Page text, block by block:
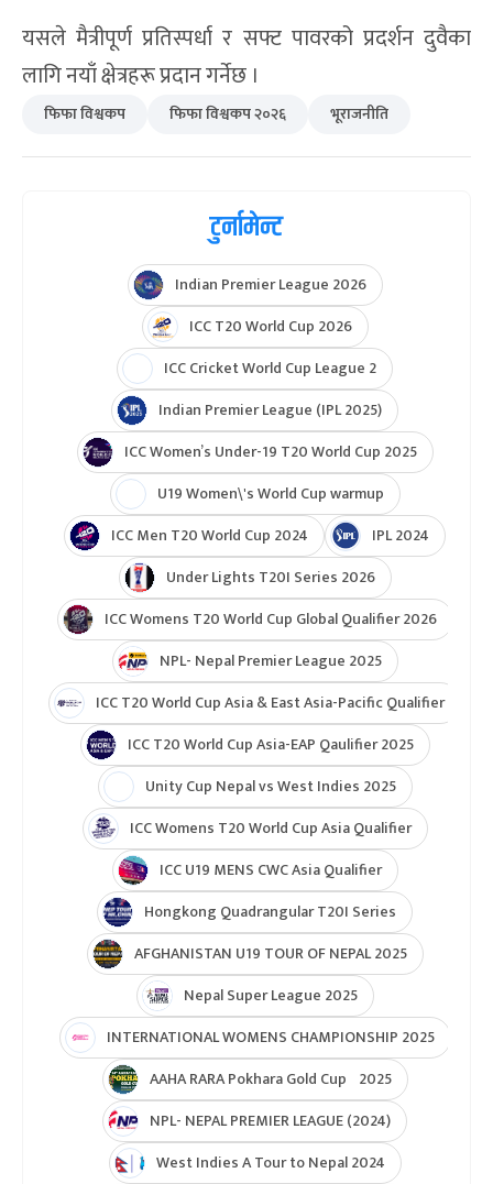
यसले मैत्रीपूर्ण प्रतिस्पर्धा र सफ्ट पावरको प्रदर्शन दुवैका
लागि नयाँ क्षेत्रहरू प्रदान गर्नेछ ।
फिफा विश्वकप फिफा विश्वकप २०२६ भूराजनीति
टुर्नामेन्ट
Indian Premier League 2026
ICC T20 World Cup 2026
ICC Cricket World Cup League 2
Indian Premier League (IPL 2025)
ICC Women’s Under-19 T20 World Cup 2025
U19 Women\'s World Cup warmup
ICC Men T20 World Cup 2024
IPL 2024
Under Lights T20I Series 2026
ICC Womens T20 World Cup Global Qualifier 2026
NPL- Nepal Premier League 2025
ICC T20 World Cup Asia & East Asia-Pacific Qualifier
ICC T20 World Cup Asia-EAP Qaulifier 2025
Unity Cup Nepal vs West Indies 2025
ICC Womens T20 World Cup Asia Qualifier
ICC U19 MENS CWC Asia Qualifier
Hongkong Quadrangular T20I Series
AFGHANISTAN U19 TOUR OF NEPAL 2025
Nepal Super League 2025
INTERNATIONAL WOMENS CHAMPIONSHIP 2025
AAHA RARA Pokhara Gold Cup 2025
NPL- NEPAL PREMIER LEAGUE (2024)
West Indies A Tour to Nepal 2024